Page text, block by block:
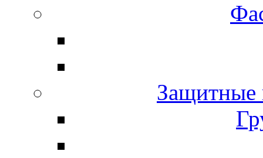
Защитные